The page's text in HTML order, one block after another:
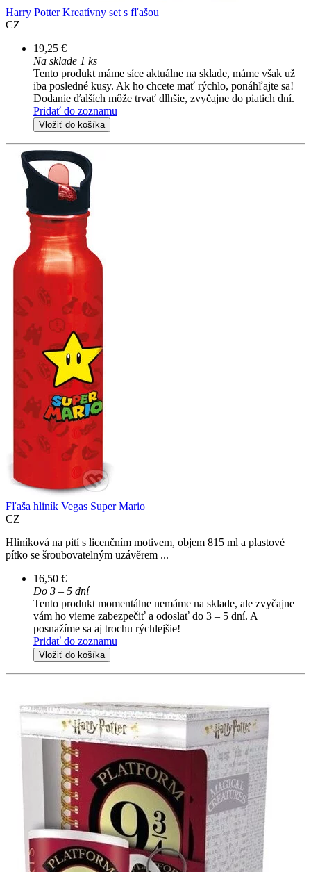
Harry Potter Kreatívny set s fľašou
CZ
19,25 €
Na sklade 1 ks
Tento produkt máme síce aktuálne na sklade, máme však už
iba posledné kusy. Ak ho chcete mať rýchlo, ponáhľajte sa!
Dodanie ďalších môže trvať dlhšie, zvyčajne do piatich dní.
Pridať do zoznamu
Vložiť do košíka
Fľaša hliník Vegas Super Mario
CZ
Hliníková na pití s licenčním motivem, objem 815 ml a plastové
pítko se šroubovatelným uzávěrem ...
16,50 €
Do 3 – 5 dní
Tento produkt momentálne nemáme na sklade, ale zvyčajne
vám ho vieme zabezpečiť a odoslať do 3 – 5 dní. A
posnažíme sa aj trochu rýchlejšie!
Pridať do zoznamu
Vložiť do košíka